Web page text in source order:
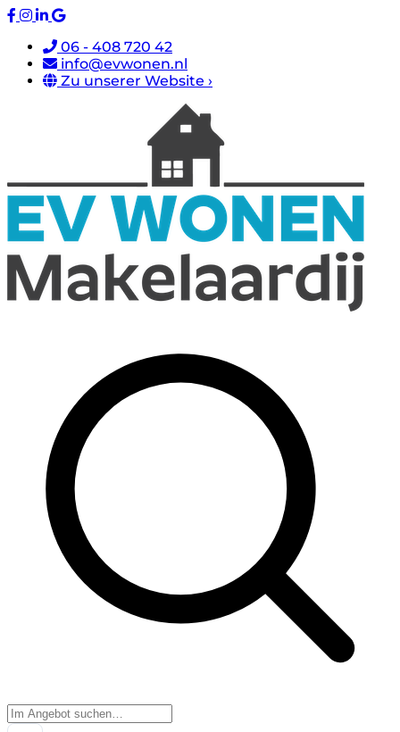
06 - 408 720 42
info@evwonen.nl
Zu unserer Website ›